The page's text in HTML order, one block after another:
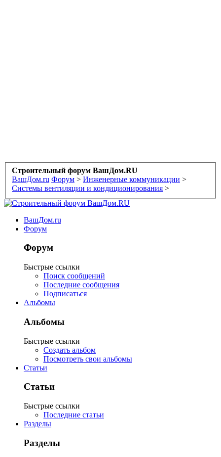
Строительный форум ВашДом.RU
ВашДом.ru Форум > Инженерные коммуникации >
Системы вентиляции и кондиционирования >
ВашДом.ru
Форум
Форум
Быстрые ссылки
Поиск сообщений
Последние сообщения
Подписаться
Альбомы
Альбомы
Быстрые ссылки
Создать альбом
Посмотреть свои альбомы
Статьи
Статьи
Быстрые ссылки
Последние статьи
Разделы
Разделы